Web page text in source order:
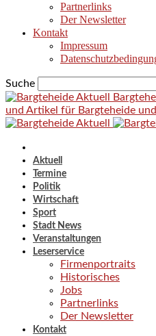
Partnerlinks
Der Newsletter
Kontakt
Impressum
Suche
und Artikel für Bargteheide
Aktuell
Termine
Politik
Wirtschaft
Sport
Stadt News
Veranstaltungen
Leserservice
Firmenportraits
Historisches
Jobs
Partnerlinks
Der Newsletter
Kontakt